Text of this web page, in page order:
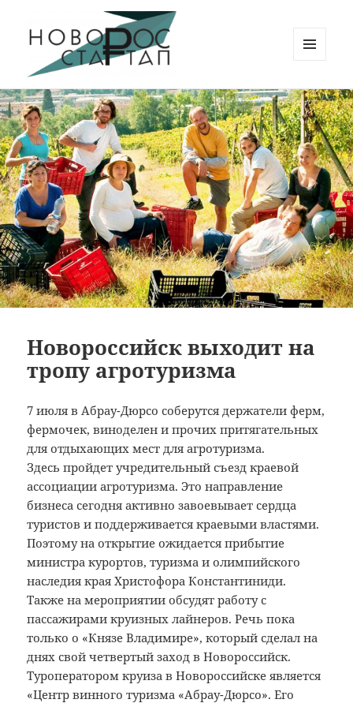
Новорос Стартап
ВИДЖЕТЫ
Новороссийск выходит на
тропу агротуризма
7 июля в Абрау-Дюрсо соберутся держатели ферм,
фермочек, виноделен и прочих притягательных
для отдыхающих мест для агротуризма.
Здесь пройдет учредительный съезд краевой
ассоциации агротуризма. Это направление
бизнеса сегодня активно завоевывает сердца
туристов и поддерживается краевыми властями.
Поэтому на открытие ожидается прибытие
министра курортов, туризма и олимпийского
наследия края Христофора Константиниди.
Также на мероприятии обсудят работу с
пассажирами круизных лайнеров. Речь пока
только о «Князе Владимире», который сделал на
днях свой четвертый заход в Новороссийск.
Туроператором круиза в Новороссийске является
«Центр винного туризма «Абрау-Дюрсо». Его